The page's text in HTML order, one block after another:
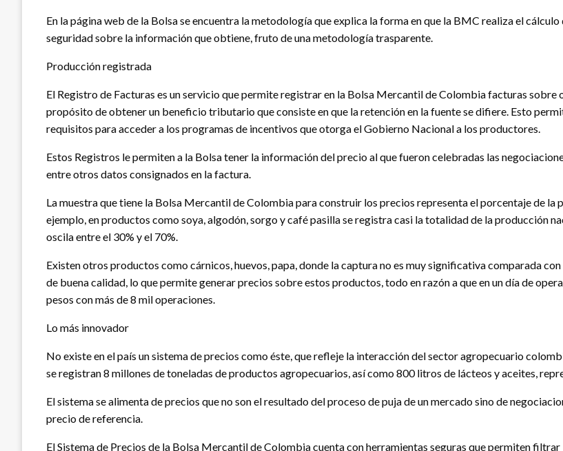
En la página web de la Bolsa se encuentra la metodología que explica la forma en que la BMC realiza el
seguridad sobre la información que obtiene, fruto de una metodología trasparente.
Producción registrada
El Registro de Facturas es un servicio que permite registrar en la Bolsa Mercantil de Colombia facturas
propósito de obtener un beneficio tributario que consiste en que la retención en la fuente se difiere. Esto
requisitos para acceder a los programas de incentivos que otorga el Gobierno Nacional a los productores.
Estos Registros le permiten a la Bolsa tener la información del precio al que fueron celebradas las
entre otros datos consignados en la factura.
La muestra que tiene la Bolsa Mercantil de Colombia para construir los precios representa el porcentaje de la
ejemplo, en productos como soya, algodón, sorgo y café pasilla se registra casi la totalidad de la producción
oscila entre el 30% y el 70%.
Existen otros productos como cárnicos, huevos, papa, donde la captura no es muy significativa comparada
de buena calidad, lo que permite generar precios sobre estos productos, todo en razón a que en un día de
pesos con más de 8 mil operaciones.
Lo más innovador
No existe en el país un sistema de precios como éste, que refleje la interacción del sector agropecuario
se registran 8 millones de toneladas de productos agropecuarios, así como 800 litros de lácteos y aceites,
El sistema se alimenta de precios que no son el resultado del proceso de puja de un mercado sino de
precio de referencia.
El Sistema de Precios de la Bolsa Mercantil de Colombia cuenta con herramientas seguras que permiten